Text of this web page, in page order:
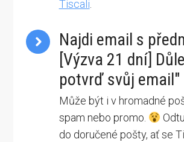
Tiscali
Najdi email s
[Výzva 21 dní]
potvrď svůj email"
Může být i v hromadné
spam nebo promo.
do doručené pošty, ať se